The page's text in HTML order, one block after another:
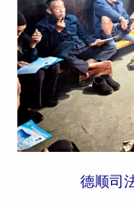
德顺司